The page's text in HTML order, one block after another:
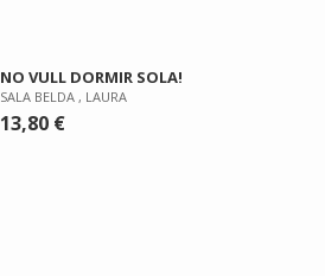
NO VULL DORMIR SOLA!
SALA BELDA , LAURA
13,80 €